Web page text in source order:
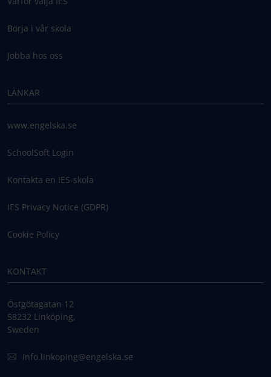
Börja i vår skola
Jobba hos oss
LÄNKAR
www.engelska.se
SchoolSoft Login
Kontakta en IES-skola
IES Privacy Notice (GDPR)
Cookie Policy
KONTAKT
Östgötagatan 12
58232 Linköping,
Sweden
info.linkoping@engelska.se